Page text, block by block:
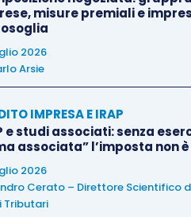
misure premiali e
2026
Arsie
IMPRESA E IRAP
e studi associati: senza
associata” l’imposta non
2026
Cerato – Direttore Scientifico
Tributari